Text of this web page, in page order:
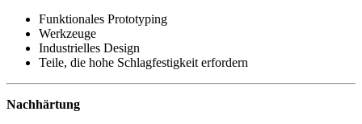
Funktionales Prototyping
Werkzeuge
Industrielles Design
Teile, die hohe Schlagfestigkeit erfordern
Nachhärtung